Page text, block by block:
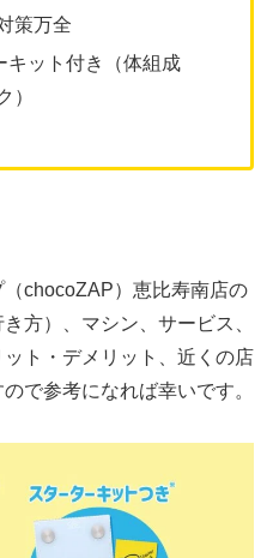
策万全
キット付き（体組成
）
chocoZAP）恵比寿南店の
方）、マシン、サービス、
ト・デメリット、近くの店
で参考になれば幸いです。